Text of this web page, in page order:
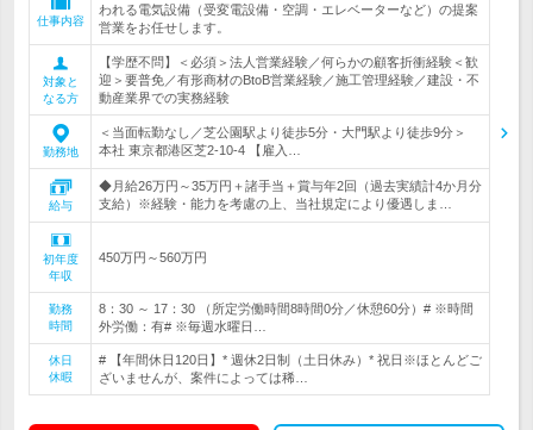
仕事内容
われる電気設備（受変電設備・空調・エレベーターなど）の提案
営業をお任せします。
対象と
なる方
【学歴不問】＜必須＞法人営業経験／何らかの顧客折衝経験＜歓
迎＞要普免／有形商材のBtoB営業経験／施工管理経験／建設・不
動産業界での実務経験
勤務地
＜当面転勤なし／芝公園駅より徒歩5分・大門駅より徒歩9分＞
本社 東京都港区芝2-10-4 【雇入…
給与
◆月給26万円～35万円＋諸手当＋賞与年2回（過去実績計4か月分
支給）※経験・能力を考慮の上、当社規定により優遇しま…
初年度
年収
450万円～560万円
勤務
時間
8：30 ～ 17：30 （所定労働時間8時間0分／休憩60分）# ※時間
外労働：有# ※毎週水曜日…
休日
休暇
# 【年間休日120日】* 週休2日制（土日休み）* 祝日※ほとんどご
ざいませんが、案件によっては稀…